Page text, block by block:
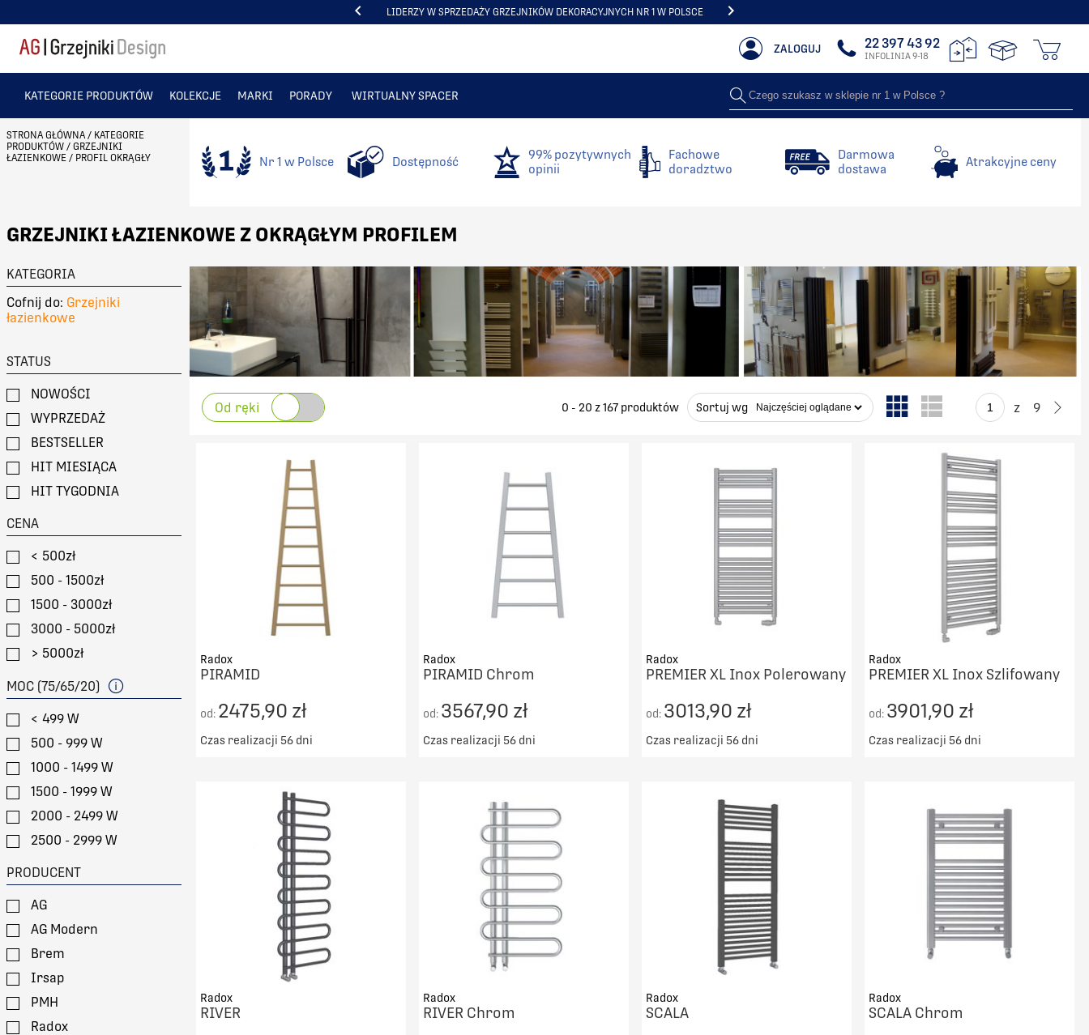
LIDERZY W SPRZEDAŻY GRZEJNIKÓW DEKORACYJNYCH NR 1 W POLSCE
ITEM
ZALOGUJ 22 397 43 92
INFOLINIA 9-18
KATEGORIE PRODUKTÓW KOLEKCJE MARKI PORADY WIRTUALNY SPACER Czego szukasz w sklepie nr 1 w Polsce ?
STRONA GŁÓWNA / KATEGORIE
PRODUKTÓW / GRZEJNIKI
ŁAZIENKOWE / PROFIL OKRĄGŁY Nr 1 w Polsce Dostępność
99% pozytywnych
opinii
Fachowe
doradztwo
Darmowa
dostawa
Atrakcyjne ceny
GRZEJNIKI ŁAZIENKOWE Z OKRĄGŁYM PROFILEM
KATEGORIA
Cofnij do: Grzejniki
łazienkowe
STATUS
NOWOŚCI
WYPRZEDAŻ
BESTSELLER
HIT MIESIĄCA
HIT TYGODNIA
CENA
< 500zł
500 - 1500zł
1500 - 3000zł
3000 - 5000zł
> 5000zł
MOC (75/65/20)
< 499 W
500 - 999 W
1000 - 1499 W
1500 - 1999 W
2000 - 2499 W
2500 - 2999 W
> 3000 W
PRODUCENT
AG
AG Modern
Brem
Irsap
PMH
Radox
Od ręki 0 - 20 z167 produktów Sortuj wg z 9
Radox
PIRAMID
od: 2475,90 zł
Czas realizacji 56 dni
DO KOSZYKA
PORÓWNAJ
Radox
PIRAMID Chrom
od: 3567,90 zł
Czas realizacji 56 dni
PORÓWNAJ
Radox
PREMIER XL Inox Polerowany
od: 3013,90 zł
Czas realizacji 56 dni
PORÓWNAJ
Radox
PREMIER XL Inox Szlifowany
od: 3901,90 zł
Czas realizacji 56 dni
PORÓWNAJ
Radox
RIVER
Radox
RIVER Chrom
Radox
SCALA
Radox
SCALA Chrom